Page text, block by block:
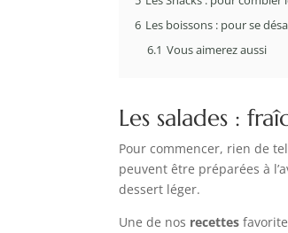
6 Les boissons : pour se
6.1 Vous aimerez aussi
Les salades :
Pour commencer, rien de
peuvent être préparées à
dessert léger.
Une de nos recettes